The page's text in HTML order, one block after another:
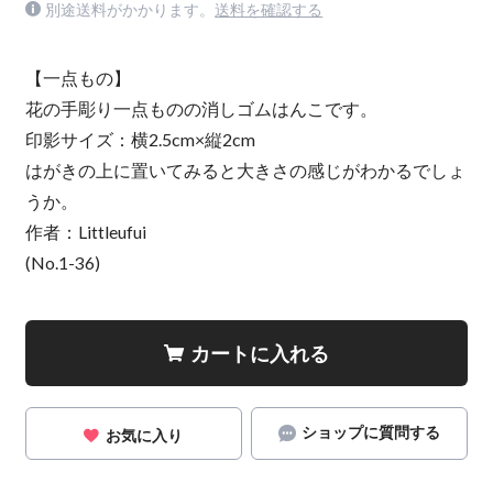
別途送料がかかります。 送料を確認する
【一点もの】
花の手彫り一点ものの消しゴムはんこです。
印影サイズ：横2.5cm×縦2cm
はがきの上に置いてみると大きさの感じがわかるでしょ
うか。
作者：Littleufui
(No.1-36)
カートに入れる
お気に入り ショップに質問する